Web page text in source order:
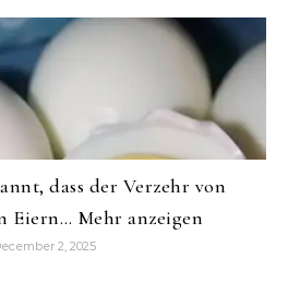
dass der Verzehr von
Eiern… Mehr anzeigen
2, 2025